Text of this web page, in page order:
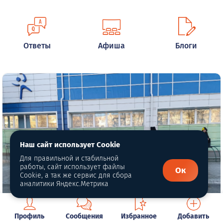
Ответы Афиша Блоги
Профиль Сообщения Избранное Добавить
Наш сайт использует Cookie
Для правильной и стабильной
работы, сайт использует файлы
Cookie, а так же сервис для сбора
аналитики Яндекс.Метрика
Ок